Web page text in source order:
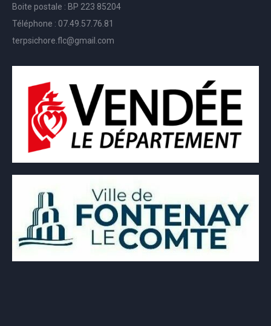
Boite postale : BP 223 85204
Téléphone : 07.49.57.76.81
terpsichore.flc@gmail.com